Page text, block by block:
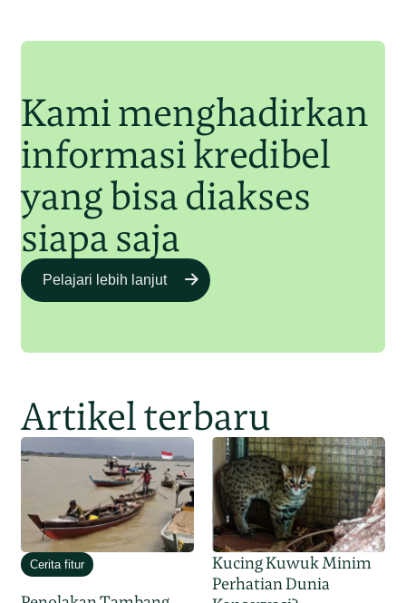
Kami menghadirkan
informasi kredibel
yang bisa diakses
siapa saja
Pelajari lebih lanjut
Artikel terbaru
Cerita fitur
Kucing Kuwuk Minim
Perhatian Dunia